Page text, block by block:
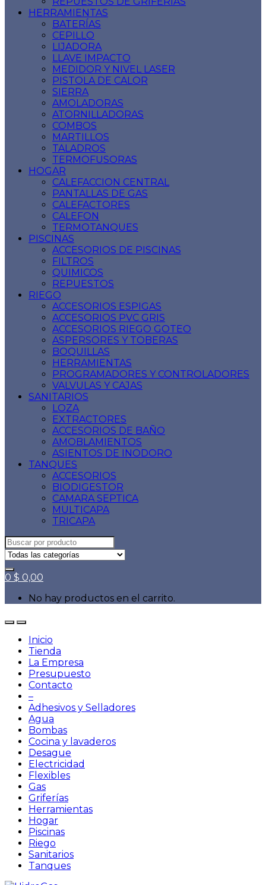
HERRAMIENTAS
BATERÍAS
CEPILLO
LIJADORA
LLAVE IMPACTO
MEDIDOR Y NIVEL LASER
PISTOLA DE CALOR
SIERRA
AMOLADORAS
ATORNILLADORAS
COMBOS
MARTILLOS
TALADROS
TERMOFUSORAS
HOGAR
CALEFACCION CENTRAL
PANTALLAS DE GAS
CALEFACTORES
CALEFON
TERMOTANQUES
PISCINAS
ACCESORIOS DE PISCINAS
FILTROS
QUIMICOS
REPUESTOS
RIEGO
ACCESORIOS ESPIGAS
ACCESORIOS PVC GRIS
ACCESORIOS RIEGO GOTEO
ASPERSORES Y TOBERAS
BOQUILLAS
HERRAMIENTAS
PROGRAMADORES Y CONTROLADORES
VALVULAS Y CAJAS
SANITARIOS
LOZA
EXTRACTORES
ACCESORIOS DE BAÑO
AMOBLAMIENTOS
ASIENTOS DE INODORO
TANQUES
ACCESORIOS
BIODIGESTOR
CAMARA SEPTICA
MULTICAPA
TRICAPA
Search
for:
0 $ 0,00
No hay productos en el carrito.
Inicio
Tienda
La Empresa
Presupuesto
Contacto
–
Adhesivos y Selladores
Agua
Bombas
Cocina y lavaderos
Desague
Electricidad
Flexibles
Gas
Griferías
Herramientas
Hogar
Piscinas
Riego
Sanitarios
Tanques